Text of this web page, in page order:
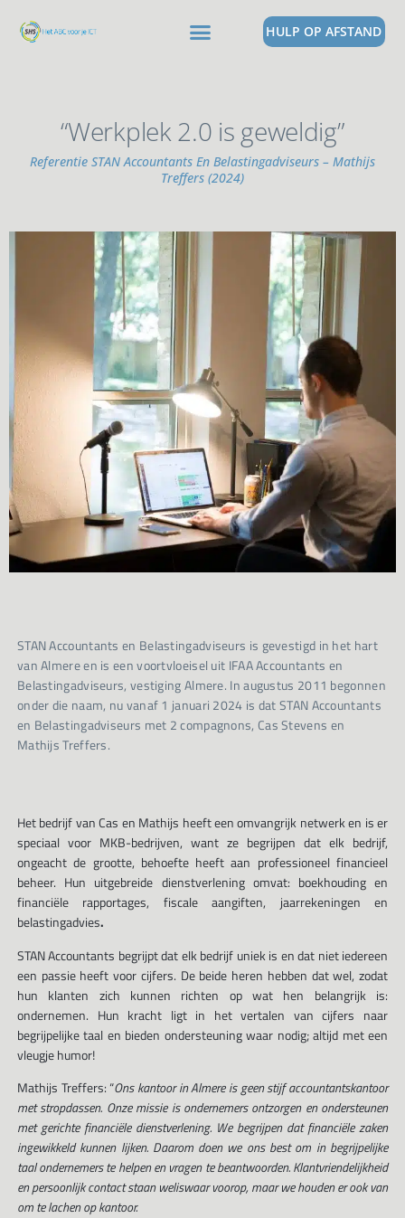
HULP OP AFSTAND
“Werkplek 2.0 is geweldig”
Referentie STAN Accountants En Belastingadviseurs – Mathijs
Treffers (2024)
STAN Accountants en Belastingadviseurs is gevestigd in het hart
van Almere en is een voortvloeisel uit IFAA Accountants en
Belastingadviseurs, vestiging Almere. In augustus 2011 begonnen
onder die naam, nu vanaf 1 januari 2024 is dat STAN Accountants
en Belastingadviseurs met 2 compagnons, Cas Stevens en
Mathijs Treffers.
Het bedrijf van Cas en Mathijs heeft een omvangrijk netwerk en is er
speciaal voor MKB-bedrijven, want ze begrijpen dat elk bedrijf,
ongeacht de grootte, behoefte heeft aan professioneel financieel
beheer. Hun uitgebreide dienstverlening omvat: boekhouding en
financiële rapportages, fiscale aangiften, jaarrekeningen en
belastingadvies.
STAN Accountants begrijpt dat elk bedrijf uniek is en dat niet iedereen
een passie heeft voor cijfers. De beide heren hebben dat wel, zodat
hun klanten zich kunnen richten op wat hen belangrijk is:
ondernemen. Hun kracht ligt in het vertalen van cijfers naar
begrijpelijke taal en bieden ondersteuning waar nodig; altijd met een
vleugje humor!
Mathijs Treffers: “Ons kantoor in Almere is geen stijf accountantskantoor
met stropdassen. Onze missie is ondernemers ontzorgen en ondersteunen
met gerichte financiële dienstverlening. We begrijpen dat financiële zaken
ingewikkeld kunnen lijken. Daarom doen we ons best om in begrijpelijke
taal ondernemers te helpen en vragen te beantwoorden. Klantvriendelijkheid
en persoonlijk contact staan weliswaar voorop, maar we houden er ook van
om te lachen op kantoor.